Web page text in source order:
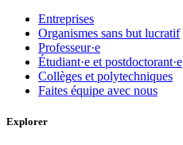
Entreprises
Organismes sans but lucratif
Professeur·e
Étudiant·e et postdoctorant·e
Collèges et polytechniques
Faites équipe avec nous
Explorer